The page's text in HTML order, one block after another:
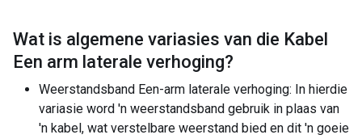
Wat is algemene variasies van die Kabel
Een arm laterale verhoging?
Weerstandsband Een-arm laterale verhoging: In hierdie
variasie word 'n weerstandsband gebruik in plaas van
'n kabel, wat verstelbare weerstand bied en dit 'n goeie